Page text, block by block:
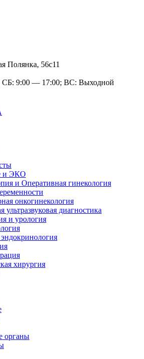
Полянка, 56с11
9:00 — 17:00; ВС: Выходной
и ЭКО
и Оперативная гинекология
онкогинекология
ультразвуковая диагностика
и урология
хирургия
органы